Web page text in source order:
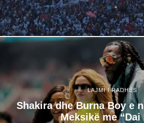
LAJMI I RADHËS
Shakira dhe Burna Boy e
Meksikë me “Dai